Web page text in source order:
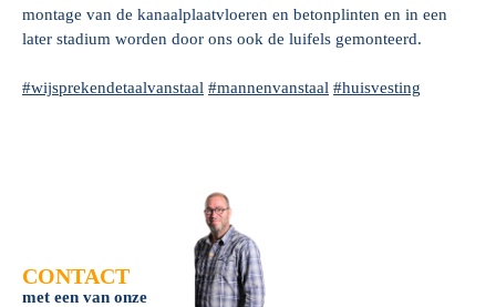
montage van de kanaalplaatvloeren en betonplinten en in een
later stadium worden door ons ook de luifels gemonteerd.
#wijsprekendetaalvanstaal #mannenvanstaal #huisvesting
CONTACT
met een van onze